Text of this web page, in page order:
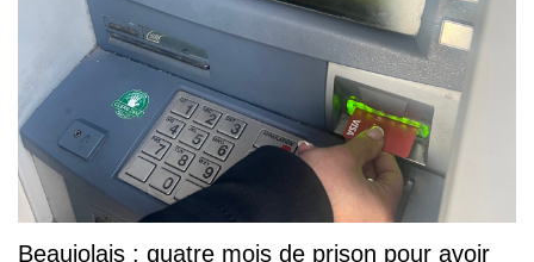
Beaujolais : quatre mois de prison pour avoir